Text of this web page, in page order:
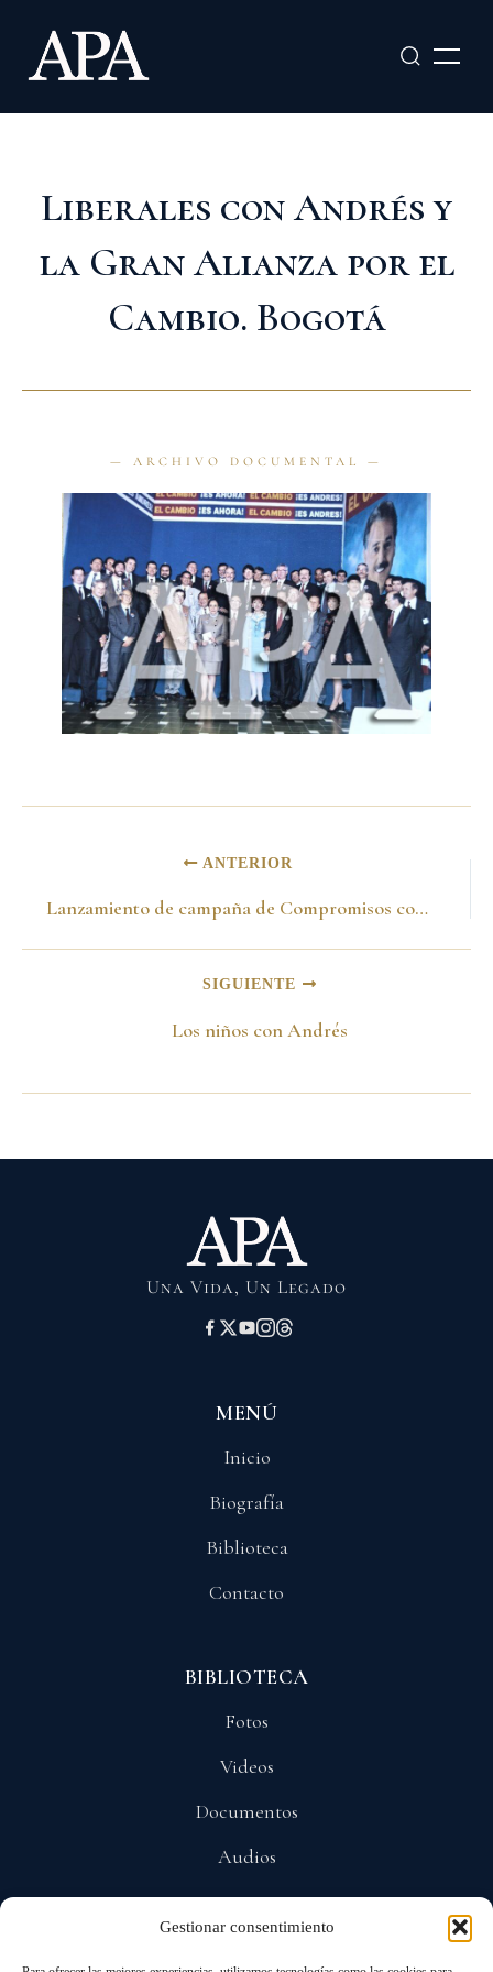
Gestionar consentimiento
contenido
Liberales con Andrés y
la Gran Alianza por el
Cambio. Bogotá
ANTERIOR
Lanzamiento de campaña de Compromisos con Bogotá
SIGUIENTE
Los niños con Andrés
Una Vida, Un Legado
MENÚ
Inicio
Biografía
Biblioteca
Contacto
BIBLIOTECA
Fotos
Videos
Documentos
Audios